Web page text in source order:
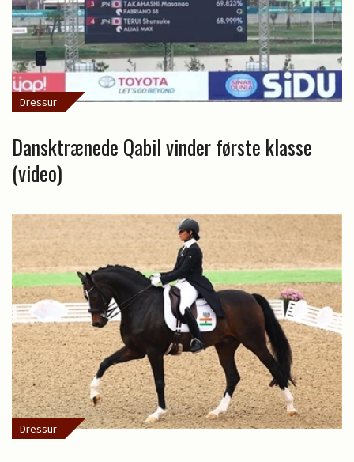
Dressur
Dansktrænede Qabil vinder første klasse
(video)
Dressur